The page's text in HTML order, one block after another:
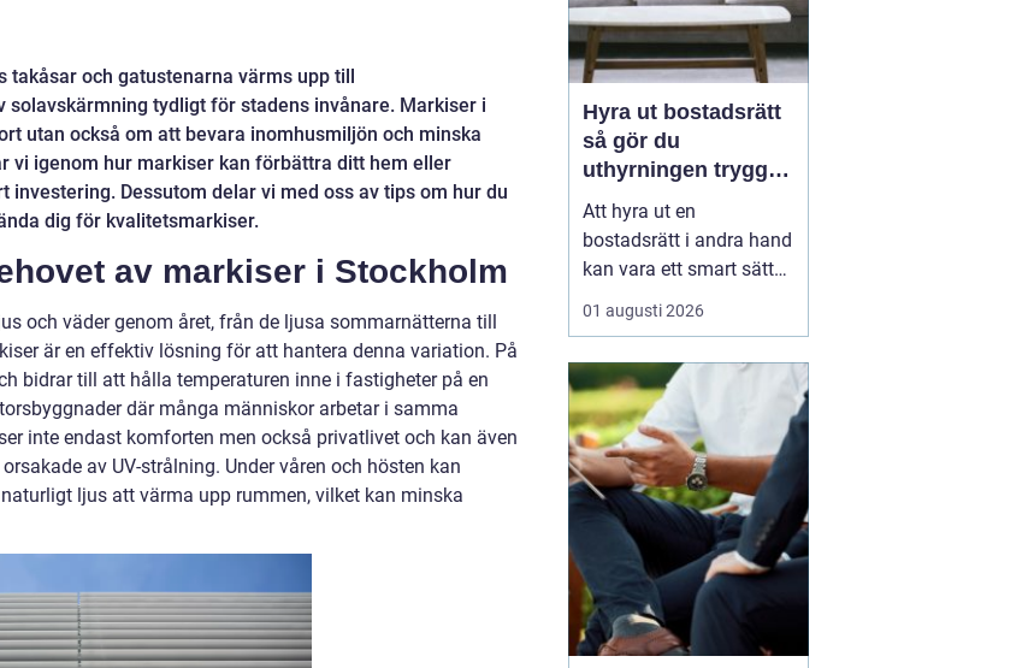
takåsar och gatustenarna värms upp till
tydligt för stadens invånare. Markiser i
utan också om att bevara inomhusmiljön och minska
vi igenom hur markiser kan förbättra ditt hem eller
Dessutom delar vi med oss av tips om hur du
dig för kvalitetsmarkiser.
av markiser i Stockholm
och väder genom året, från de ljusa sommarnätterna till
är en effektiv lösning för att hantera denna variation. På
bidrar till att hålla temperaturen inne i fastigheter på en
där många människor arbetar i samma
inte endast komforten men också privatlivet och kan även
av UV-strålning. Under våren och hösten kan
ljus att värma upp rummen, vilket kan minska
Hyra ut bostadsrätt
så gör du
uthyrningen trygg,
laglig och lönsam
Att hyra ut en
bostadsrätt i andra hand
kan vara ett smart sätt
att täcka kostnader eller
behålla boendet under
stad. Samtidigt upplever
många att regler,
tillstånd, hyresnivå och
försäkringar känns
krångliga. Med rätt
kunskap gå...
01 augusti 2026